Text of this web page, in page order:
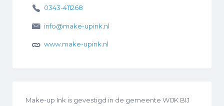
0343-411268
info@make-upink.nl
www.make-upink.nl
Make-up Ink is gevestigd in de gemeente WIJK BIJ